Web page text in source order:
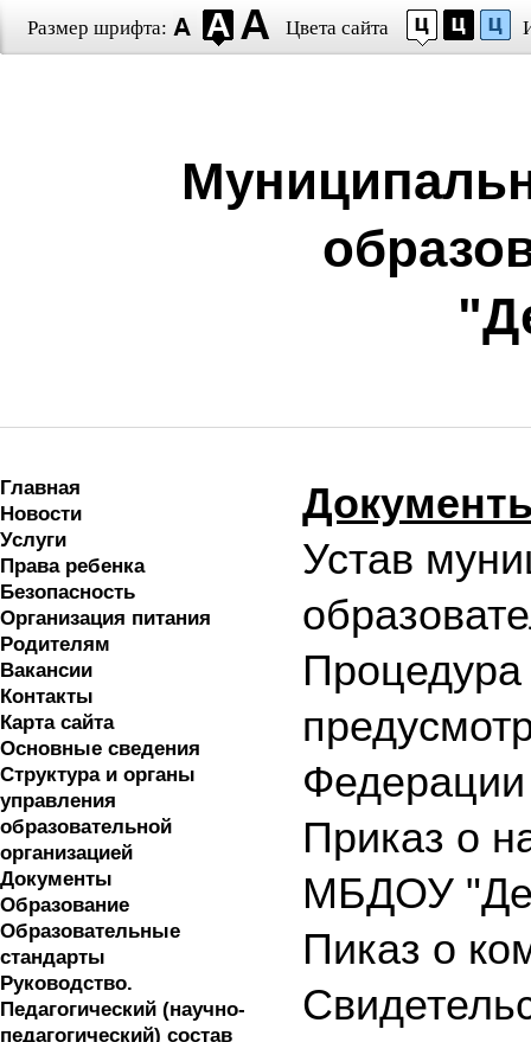
Размер шрифта: Цвета сайта
Главная
Новости
Услуги
Права ребенка
Безопасность
Организация питания
Родителям
Вакансии
Контакты
Карта сайта
Основные сведения
Структура и органы
управления
образовательной
организацией
Документы
Образование
Образовательные
стандарты
Руководство.
Педагогический (научно-
педагогический) состав
Устав
Процедура
Федерации
Приказ о
МБДОУ
Пиказ о